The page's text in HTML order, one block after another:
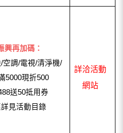
興再加碼：
調/電視/清淨機/
5000現折500
送50抵用券
見活動目錄
詳洽活動
網站